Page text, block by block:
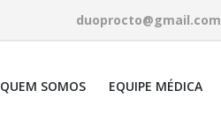
duoprocto@gmail.com
QUEM SOMOS EQUIPE MÉDICA